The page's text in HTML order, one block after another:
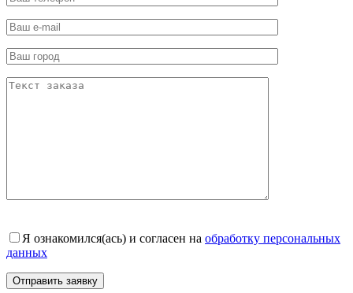
Я ознакомился(ась) и согласен на обработку персональных
данных